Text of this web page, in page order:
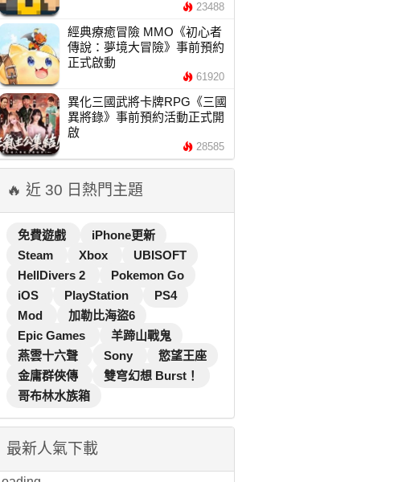
23488
經典療癒冒險 MMO《初心者
傳說：夢境大冒險》事前預約
正式啟動
61920
異化三國武將卡牌RPG《三國
異將錄》事前預約活動正式開
啟
28585
🔥 近 30 日熱門主題
免費遊戲
iPhone更新
Steam
Xbox
UBISOFT
HellDivers 2
Pokemon Go
iOS
PlayStation
PS4
Mod
加勒比海盜6
Epic Games
羊蹄山戰鬼
燕雲十六聲
Sony
慾望王座
金庸群俠傳
雙穹幻想 Burst！
哥布林水族箱
最新人氣下載